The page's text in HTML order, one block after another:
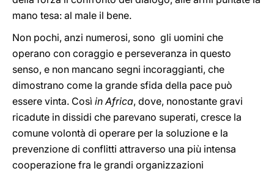
mano tesa: al male il bene.
Non pochi, anzi numerosi, sono gli uomini che
operano con coraggio e perseveranza in questo
senso, e non mancano segni incoraggianti, che
dimostrano come la grande sfida della pace può
essere vinta. Così in Africa, dove, nonostante gravi
ricadute in dissidi che parevano superati, cresce la
comune volontà di operare per la soluzione e la
prevenzione di conflitti attraverso una più intensa
cooperazione fra le grandi organizzazioni